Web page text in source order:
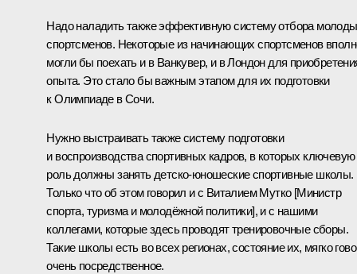
Надо наладить также эффективную систему отбора
спортсменов. Некоторые из начинающих спортсменов
могли бы поехать и в Ванкувер, и в Лондон для
опыта. Это стало бы важным этапом для их подготовки
к Олимпиаде в Сочи.
Нужно выстраивать также систему подготовки
и воспроизводства спортивных кадров, в которых ключевую
роль должны занять детско-юношеские спортивные школы.
Только что об этом говорил и с Виталием Мутко [Министр
спорта, туризма и молодёжной политики], и с нашими
коллегами, которые здесь проводят тренировочные сборы.
Такие школы есть во всех регионах, состояние их, мягко
очень посредственное.